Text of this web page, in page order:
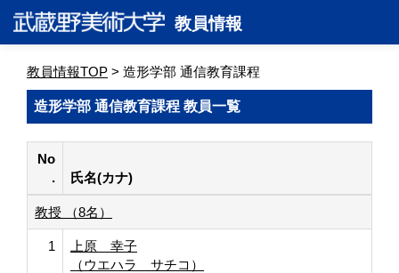
教員情報
教員情報TOP > 造形学部 通信教育課程
造形学部 通信教育課程 教員一覧
No
.
氏名(カナ)
教授 （8名）
1
上原 幸子
（ウエハラ サチコ）